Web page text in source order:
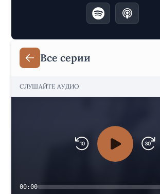
Все серии
СЛУШАЙТЕ АУДИО
00:00